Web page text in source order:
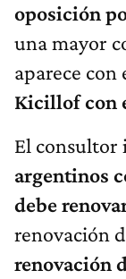
oposición
una mayor
aparece con
Kicillof con
El consultor
argentinos
debe
renovación
renovación